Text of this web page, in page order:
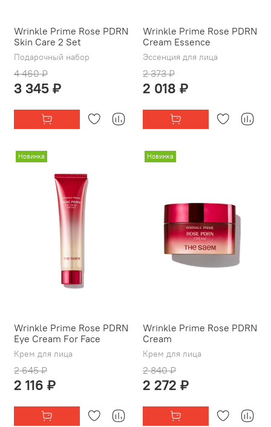
Wrinkle Prime Rose PDRN
Skin Care 2 Set
Подарочный набор
4 460 ₽
3 345 ₽
Wrinkle Prime Rose PDRN
Cream Essence
Эссенция для лица
2 373 ₽
2 018 ₽
Новинка
Wrinkle Prime Rose PDRN
Eye Cream For Face
Крем для лица
2 645 ₽
2 116 ₽
Новинка
Wrinkle Prime Rose PDRN
Cream
Крем для лица
2 840 ₽
2 272 ₽